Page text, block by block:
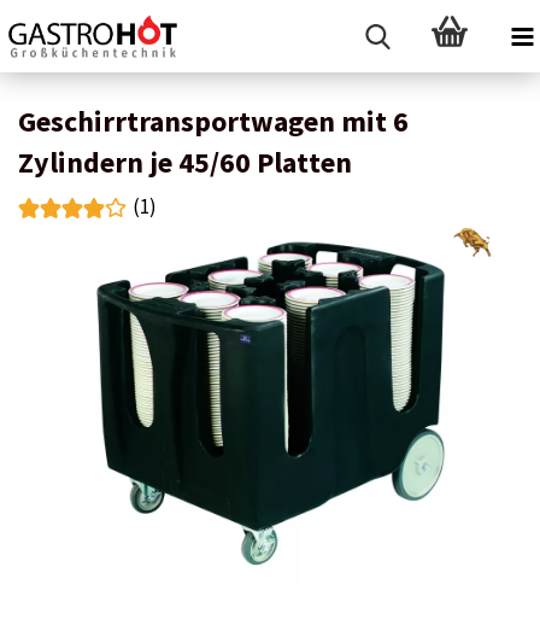
Geschirrtransportwagen mit 6
Zylindern je 45/60 Platten
(1)